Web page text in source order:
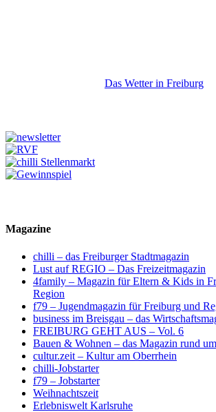
Das Wetter in Freiburg
Magazine
chilli – das Freiburger Stadtmagazin
Lust auf REGIO – Das Freizeitmagazin
4family – Magazin für Eltern & Kids in
Region
f79 – Jugendmagazin für Freiburg und
business im Breisgau – das
FREIBURG GEHT AUS – Vol. 6
Bauen & Wohnen – das Magazin rund
cultur.zeit – Kultur am Oberrhein
chilli-Jobstarter
f79 – Jobstarter
Weihnachtszeit
Erlebniswelt Karlsruhe